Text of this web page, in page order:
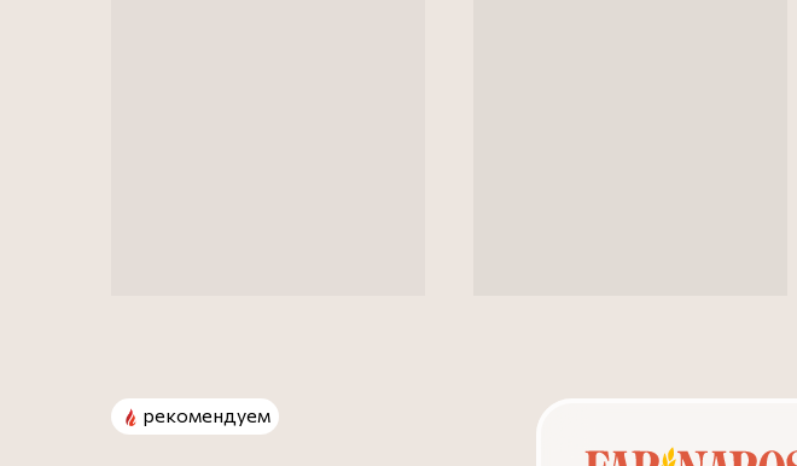
рекомендуем